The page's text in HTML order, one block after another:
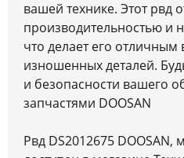
вашей технике. Этот рвд
производительностью и
что делает его
изношенных деталей.
и безопасности вашего
запчастями DOOSAN
Рвд DS2012675 DOOSAN,